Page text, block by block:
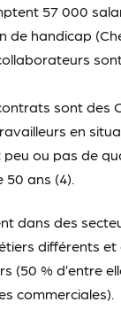
57 000
de handicap
sont des
en
ou pas de
50 ans (4).
dans des
différents
(50 % d’entre
commerciales).